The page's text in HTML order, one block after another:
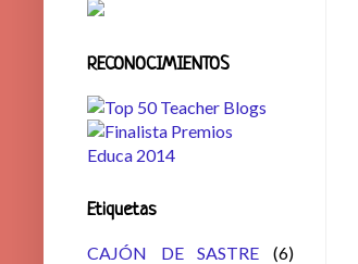
RECONOCIMIENTOS
Etiquetas
CAJÓN DE SASTRE
(6)